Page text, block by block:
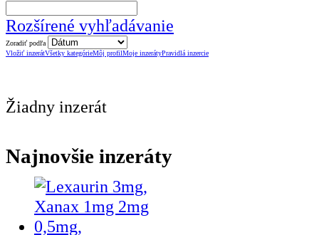
Rozšírené vyhľadávanie
Zoradiť podľa
Vložiť inzerátVšetky kategórieMôj profilMoje inzerátyPravidlá inzercie
Žiadny inzerát
Najnovšie inzeráty